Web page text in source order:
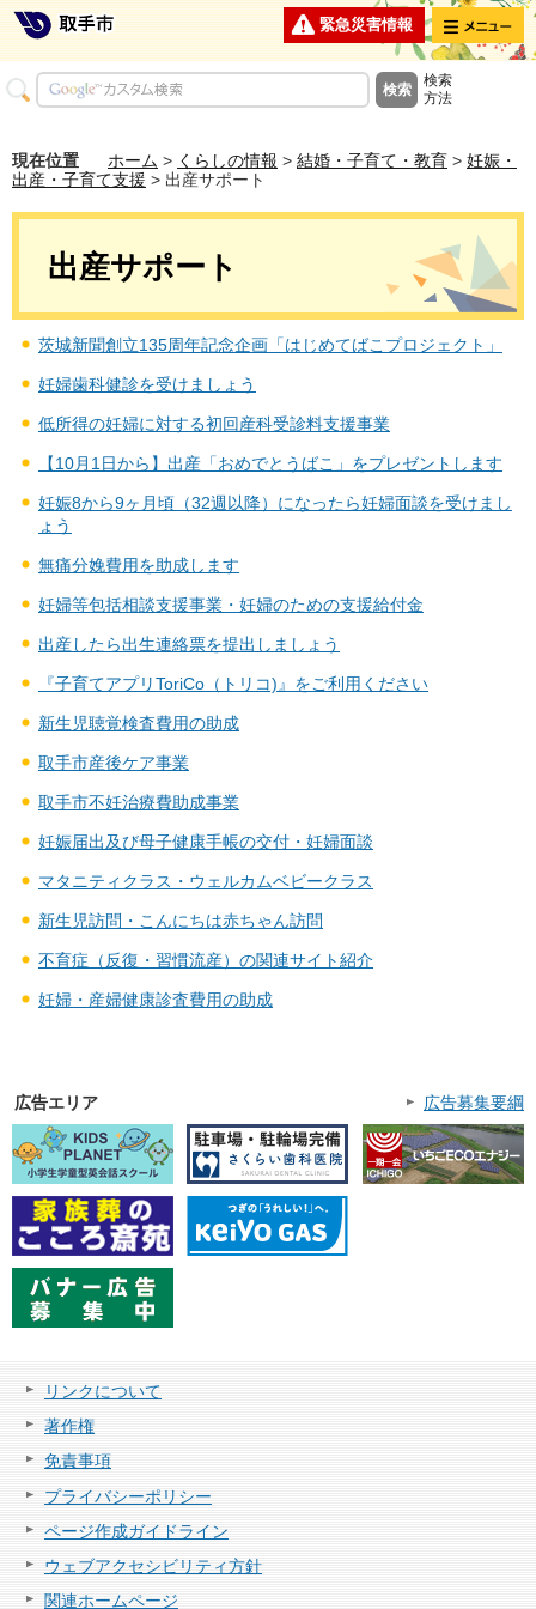
緊急災害情報 メニュー
検索
方法
現在位置 ホーム > くらしの情報 > 結婚・子育て・教育 > 妊娠・
出産・子育て支援 > 出産サポート
出産サポート
茨城新聞創立135周年記念企画「はじめてばこプロジェクト」
妊婦歯科健診を受けましょう
低所得の妊婦に対する初回産科受診料支援事業
【10月1日から】出産「おめでとうばこ」をプレゼントします
妊娠8から9ヶ月頃（32週以降）になったら妊婦面談を受けまし
ょう
無痛分娩費用を助成します
妊婦等包括相談支援事業・妊婦のための支援給付金
出産したら出生連絡票を提出しましょう
『子育てアプリToriCo（トリコ)』をご利用ください
新生児聴覚検査費用の助成
取手市産後ケア事業
取手市不妊治療費助成事業
妊娠届出及び母子健康手帳の交付・妊婦面談
マタニティクラス・ウェルカムベビークラス
新生児訪問・こんにちは赤ちゃん訪問
不育症（反復・習慣流産）の関連サイト紹介
妊婦・産婦健康診査費用の助成
広告エリア 広告募集要綱
リンクについて
著作権
免責事項
プライバシーポリシー
ページ作成ガイドライン
ウェブアクセシビリティ方針
関連ホームページ